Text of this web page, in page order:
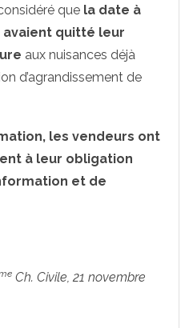
que la date à
quitté leur
aux nuisances déjà
d’agrandissement de
les vendeurs ont
à leur obligation
et de
Ch. Civile, 21 novembre